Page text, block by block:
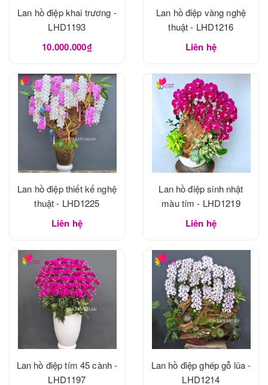
Lan hồ điệp khai trương -
LHD1193
10.000.000₫
Lan hồ điệp vàng nghệ
thuật - LHD1216
Liên hệ
Lan hồ điệp thiết kế nghệ
thuật - LHD1225
Liên hệ
Lan hồ điệp sinh nhật
màu tím - LHD1219
Liên hệ
Lan hồ điệp tím 45 cành -
LHD1197
Lan hồ điệp ghép gỗ lũa -
LHD1214